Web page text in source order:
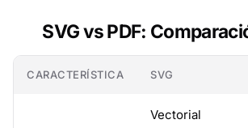
SVG vs PDF:
CARACTERÍSTICA SVG
Vectorial